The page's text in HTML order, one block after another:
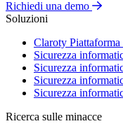
Richiedi una demo
Soluzioni
Claroty
Sicurezza
Sicurezza
Sicurezza
Sicurezza
Ricerca sulle minacce